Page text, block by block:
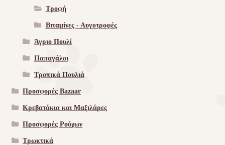
Τροφή
Βιταμίνες - Αυγοτροφές
Άγριο Πουλί
Παπαγάλοι
Τροπικά Πουλιά
Προσφορές Bazaar
Κρεβατάκια και Μαξιλάρες
Προσφορές Ρούχων
Τρωκτικά